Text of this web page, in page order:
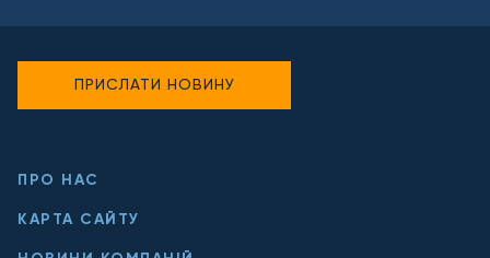
ПРО НАС
КАРТА САЙТУ
ПРИСЛАТИ НОВИНУ